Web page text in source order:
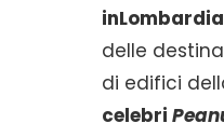
delle
di edifici
celebri